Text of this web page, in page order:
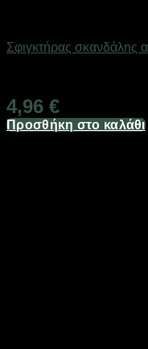
Σφιγκτήρας σκανδάλης
4,96 €
Προσθήκη στο καλάθι